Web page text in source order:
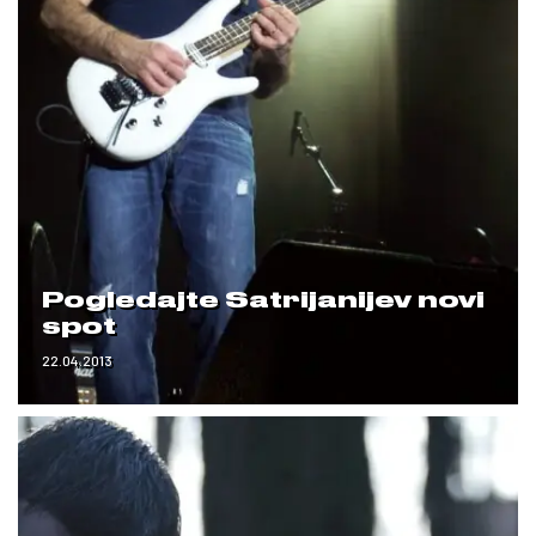
Pogledajte Satrijanijev novi
spot
22.04.2013